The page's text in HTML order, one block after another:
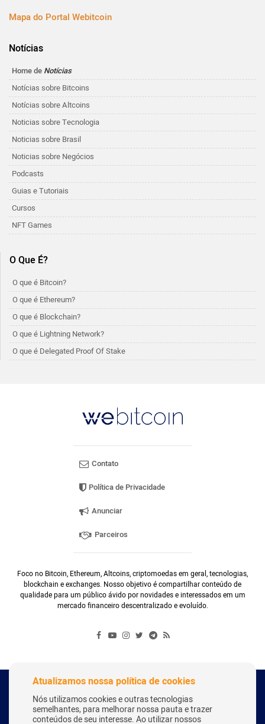
Mapa do Portal Webitcoin
Notícias
Home de Notícias
Notícias sobre Bitcoins
Notícias sobre Altcoins
Noticias sobre Tecnologia
Noticias sobre Brasil
Noticias sobre Negócios
Podcasts
Guias e Tutoriais
Cursos
NFT Games
O Que É?
O que é Bitcoin?
O que é Ethereum?
O que é Blockchain?
O que é Lightning Network?
O que é Delegated Proof Of Stake
Contato
Política de Privacidade
Anunciar
Parceiros
Foco no Bitcoin, Ethereum, Altcoins, criptomoedas em geral, tecnologias,
blockchain e exchanges. Nosso objetivo é compartilhar conteúdo de
qualidade para um público ávido por novidades e interessados em um
mercado financeiro descentralizado e evoluído.
Copyright Webitcoin 2018 - Todos os Direitos Reservados
Atualizamos nossa política de cookies
Nós utilizamos cookies e outras tecnologias
semelhantes, para melhorar nossa pauta e trazer
conteúdos de seu interesse. Ao utilizar nossos